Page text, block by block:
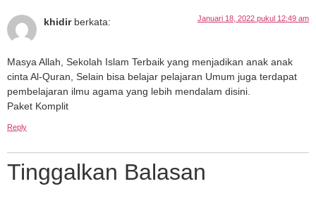
khidir berkata: Januari 18, 2022 pukul 12:49 am
Masya Allah, Sekolah Islam Terbaik yang menjadikan anak anak
cinta Al-Quran, Selain bisa belajar pelajaran Umum juga terdapat
pembelajaran ilmu agama yang lebih mendalam disini.
Paket Komplit
Reply
Tinggalkan Balasan